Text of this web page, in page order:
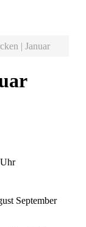
| Januar
September